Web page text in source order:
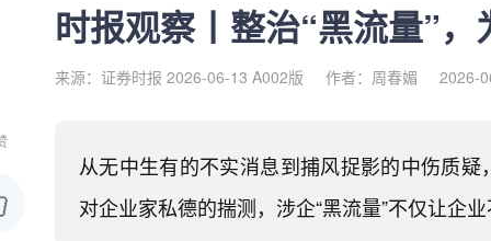
时报观察丨整治“黑流量”
来源：证券时报 2026-06-13 A002版 作者：周春媚 2026-
从无中生有的不实消息到捕风捉影的中伤质
对企业家私德的揣测，涉企“黑流量”不仅让企